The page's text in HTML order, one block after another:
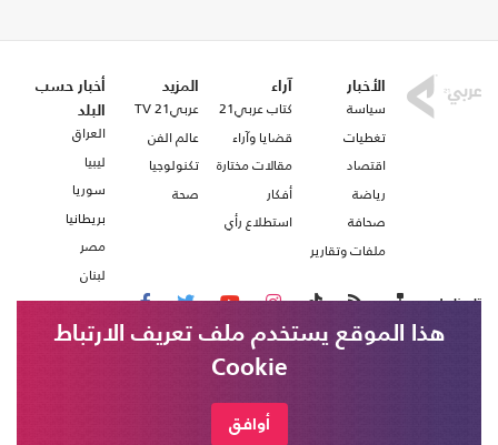
الأخبار
سياسة
تغطيات
اقتصاد
رياضة
صحافة
ملفات وتقارير
آراء
كتاب عربي21
قضايا وآراء
مقالات مختارة
أفكار
استطلاع رأي
المزيد
عربي21 TV
عالم الفن
تكنولوجيا
صحة
أخبار حسب
البلد
العراق
ليبيا
سوريا
بريطانيا
مصر
لبنان
تابعنا على
هذا الموقع يستخدم ملف تعريف الارتباط
Cookie
أوافق